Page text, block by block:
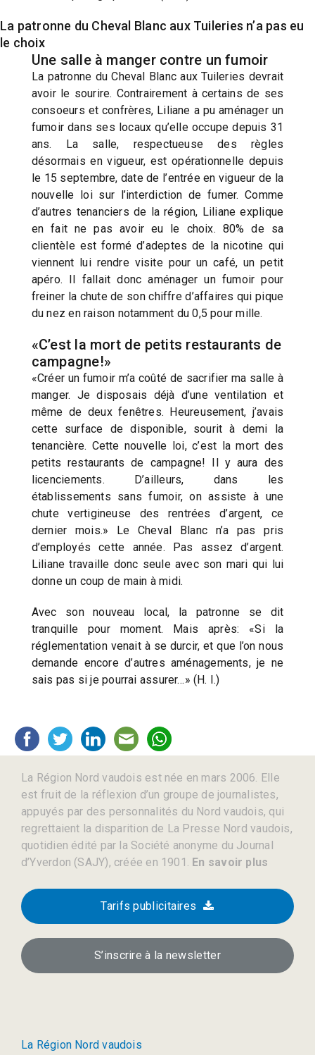
La patronne du Cheval Blanc aux Tuileries n’a pas eu
le choix
Une salle à manger contre un fumoir
La patronne du Cheval Blanc aux Tuileries devrait
avoir le sourire. Contrairement à certains de ses
consoeurs et confrères, Liliane a pu aménager un
fumoir dans ses locaux qu’elle occupe depuis 31
ans. La salle, respectueuse des règles
désormais en vigueur, est opérationnelle depuis
le 15 septembre, date de l’entrée en vigueur de la
nouvelle loi sur l’interdiction de fumer. Comme
d’autres tenanciers de la région, Liliane explique
en fait ne pas avoir eu le choix. 80% de sa
clientèle est formé d’adeptes de la nicotine qui
viennent lui rendre visite pour un café, un petit
apéro. Il fallait donc aménager un fumoir pour
freiner la chute de son chiffre d’affaires qui pique
du nez en raison notamment du 0,5 pour mille.
«C’est la mort de petits restaurants de
campagne!»
«Créer un fumoir m’a coûté de sacrifier ma salle à
manger. Je disposais déjà d’une ventilation et
même de deux fenêtres. Heureusement, j’avais
cette surface de disponible, sourit à demi la
tenancière. Cette nouvelle loi, c’est la mort des
petits restaurants de campagne! Il y aura des
licenciements. D’ailleurs, dans les
établissements sans fumoir, on assiste à une
chute vertigineuse des rentrées d’argent, ce
dernier mois.» Le Cheval Blanc n’a pas pris
d’employés cette année. Pas assez d’argent.
Liliane travaille donc seule avec son mari qui lui
donne un coup de main à midi.
Avec son nouveau local, la patronne se dit
tranquille pour moment. Mais après: «Si la
réglementation venait à se durcir, et que l’on nous
demande encore d’autres aménagements, je ne
sais pas si je pourrai assurer…» (H. I.)
La Région Nord vaudois est née en mars 2006. Elle
est fruit de la réflexion d’un groupe de journalistes,
appuyés par des personnalités du Nord vaudois, qui
regrettaient la disparition de La Presse Nord vaudois,
quotidien édité par la Société anonyme du Journal
d’Yverdon (SAJY), créée en 1901. En savoir plus
Tarifs publicitaires
S’inscrire à la newsletter
La Région Nord vaudois